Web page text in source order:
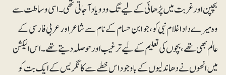
بچپن اور غربت میں پڑھائی کے لیے تگ و دو یاد آجاتی تھی۔ اسی وساطت سے
وہ میرے دادا غلام نبی کو، جو ابن حسام کے نام سے شاعر اور عربی فارسی کے
عالم بھی تھے، بچوں کی تعلیم کے لیے ترغیب اور حوصلہ دیتے تھے۔ اس الیکشن
میں انھوں نے دھاندلیوں کے باوجود اس خطے سے کانگریس کے ایک بت کو